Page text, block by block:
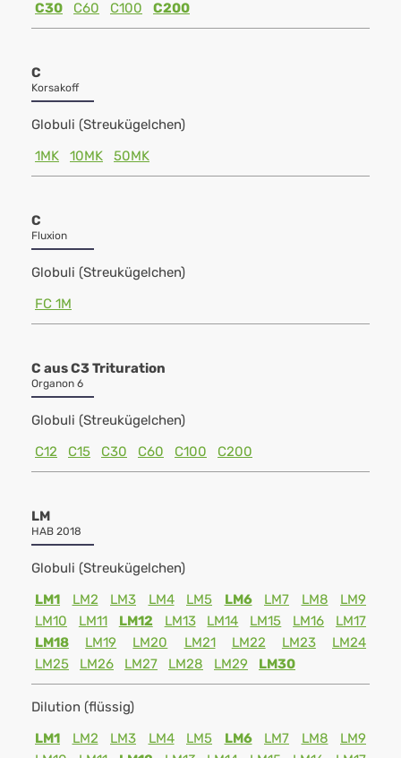
C30
C60 C100 C200
C
Korsakoff
Globuli (Streukügelchen)
1MK
10MK 50MK
C
Fluxion
Globuli (Streukügelchen)
FC 1M
C aus C3 Trituration
Organon 6
Globuli (Streukügelchen)
C12
C15 C30 C60 C100 C200
LM
HAB 2018
Globuli (Streukügelchen)
LM1
LM2 LM3 LM4 LM5 LM6 LM7 LM8
LM9
LM10
LM11 LM12 LM13 LM14 LM15 LM16
LM17
LM18
LM19 LM20 LM21 LM22 LM23
LM24
LM25
LM26 LM27 LM28 LM29 LM30
Dilution (flüssig)
LM1
LM2 LM3 LM4 LM5 LM6 LM7 LM8
LM9